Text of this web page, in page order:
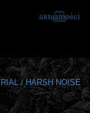
aktualności
/ HARSH NOISE